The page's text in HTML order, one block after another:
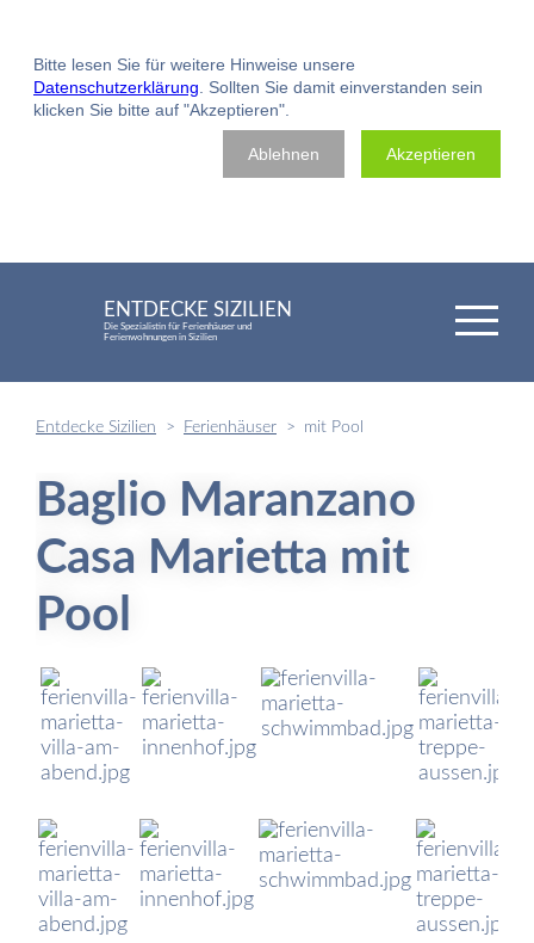
ENTDECKE SIZILIEN
Die Spezialistin für Ferienhäuser und
Ferienwohnungen in Sizilien
Entdecke Sizilien Ferienhäuser mit Pool
Baglio Maranzano
Casa Marietta mit
Pool
Bitte lesen Sie für weitere Hinweise unsere
Datenschutzerklärung . Sollten Sie damit einverstanden sein
klicken Sie bitte auf "Akzeptieren".
Ablehnen Akzeptieren